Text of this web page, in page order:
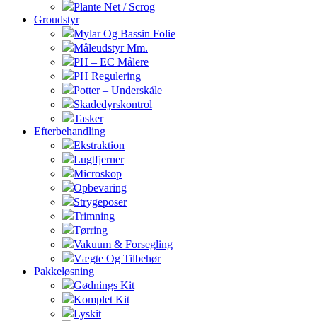
Plante Net / Scrog
Groudstyr
Mylar Og Bassin Folie
Måleudstyr Mm.
PH – EC Målere
PH Regulering
Potter – Underskåle
Skadedyrskontrol
Tasker
Efterbehandling
Ekstraktion
Lugtfjerner
Microskop
Opbevaring
Strygeposer
Trimning
Tørring
Vakuum & Forsegling
Vægte Og Tilbehør
Pakkeløsning
Gødnings Kit
Komplet Kit
Lyskit